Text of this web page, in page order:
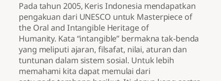
Pada tahun 2005, Keris Indonesia mendapatkan
pengakuan dari UNESCO untuk Masterpiece of
the Oral and Intangible Heritage of
Humanity. Kata “intangible” bermakna tak-benda
yang meliputi ajaran, filsafat, nilai, aturan dan
tuntunan dalam sistem sosial. Untuk lebih
memahami kita dapat memulai dari